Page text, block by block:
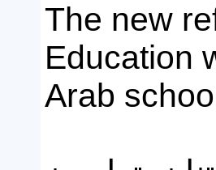
The new
Education
Arab